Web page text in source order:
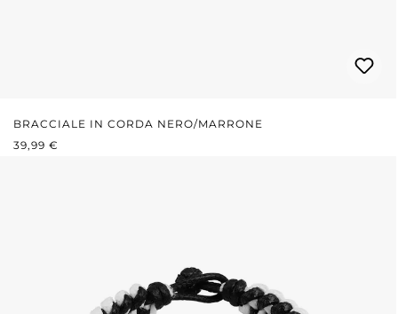
BRACCIALE IN CORDA NERO/MARRONE
PREZZO NORMALE:
39,99 €